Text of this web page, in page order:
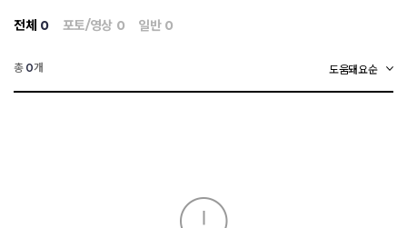
전체 0 포토/영상 0 일반 0
총 0개